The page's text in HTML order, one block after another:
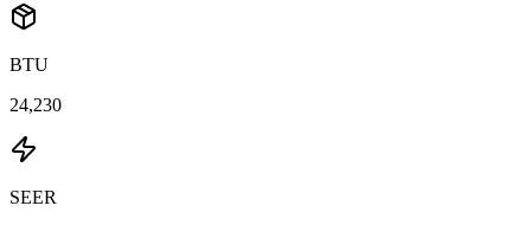
BTU
24,230
SEER